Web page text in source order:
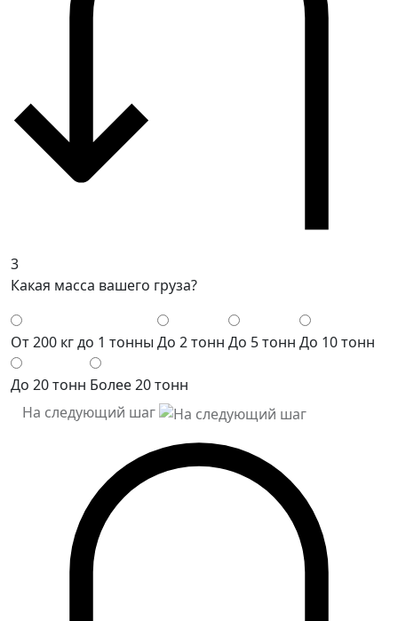
3
Какая масса вашего груза?
От 200 кг до 1 тонны До 2 тонн До 5 тонн До 10 тонн
До 20 тонн Более 20 тонн
На следующий шаг